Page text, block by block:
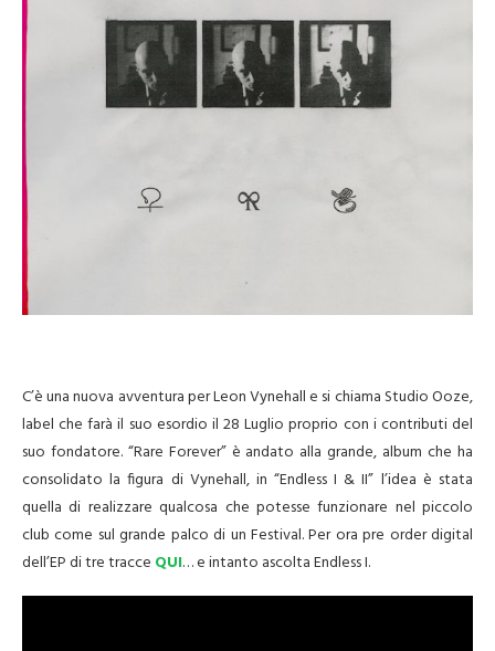
C’è una nuova avventura per Leon Vynehall e si chiama Studio Ooze,
label che farà il suo esordio il 28 Luglio proprio con i contributi del
suo fondatore. “Rare Forever” è andato alla grande, album che ha
consolidato la figura di Vynehall, in “Endless I & II” l’idea è stata
quella di realizzare qualcosa che potesse funzionare nel piccolo
club come sul grande palco di un Festival. Per ora pre order digital
dell’EP di tre tracce QUI… e intanto ascolta Endless I.